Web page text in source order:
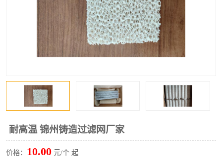
耐高温 锦州铸造过滤网厂家
价格： 10.00 元/个 起